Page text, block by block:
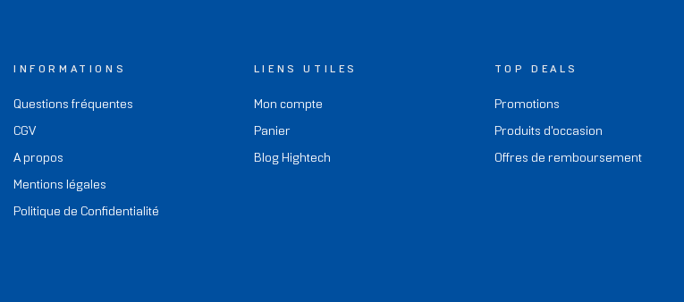
INFORMATIONS
Questions fréquentes
CGV
A propos
Mentions légales
Politique de Confidentialité
LIENS UTILES
Mon compte
Panier
Blog Hightech
TOP DEALS
Promotions
Produits d'occasion
Offres de remboursement